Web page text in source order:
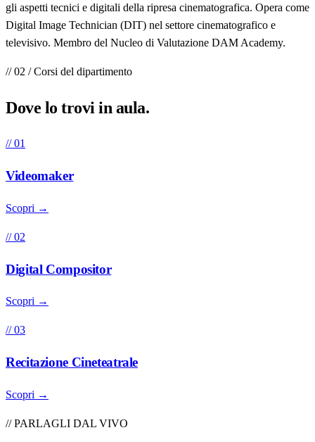
gli aspetti tecnici e digitali della ripresa cinematografica. Opera come
Digital Image Technician (DIT) nel settore cinematografico e
televisivo. Membro del Nucleo di Valutazione DAM Academy.
// 02 / Corsi del dipartimento
Dove lo trovi in aula.
// 01
Videomaker
Scopri →
// 02
Digital Compositor
Scopri →
// 03
Recitazione Cineteatrale
Scopri →
// PARLAGLI DAL VIVO